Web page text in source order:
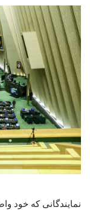
نمایندگانی که خود